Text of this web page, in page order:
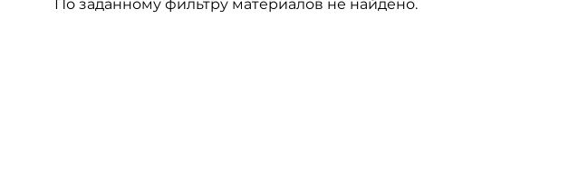
По заданному фильтру материалов не найдено.